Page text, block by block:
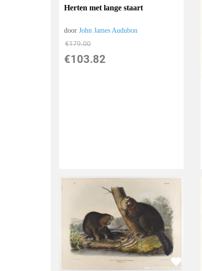
Herten met lange staart
doorJohn James Audubon
€179.00
€103.82